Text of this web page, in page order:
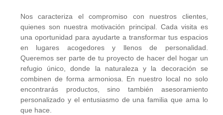
Nos caracteriza el compromiso con nuestros clientes,
quienes son nuestra motivación principal. Cada visita es
una oportunidad para ayudarte a transformar tus espacios
en lugares acogedores y llenos de personalidad.
Queremos ser parte de tu proyecto de hacer del hogar un
refugio único, donde la naturaleza y la decoración se
combinen de forma armoniosa. En nuestro local no solo
encontrarás productos, sino también asesoramiento
personalizado y el entusiasmo de una familia que ama lo
que hace.